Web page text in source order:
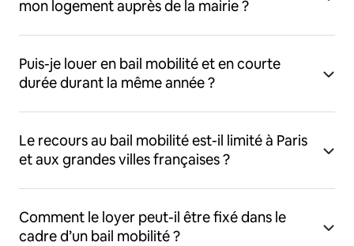
mon logement auprès de la mairie ?
Puis-je louer en bail mobilité et en courte
durée durant la même année ?
Le recours au bail mobilité est-il limité à Paris
et aux grandes villes françaises ?
Comment le loyer peut-il être fixé dans le
cadre d’un bail mobilité ?